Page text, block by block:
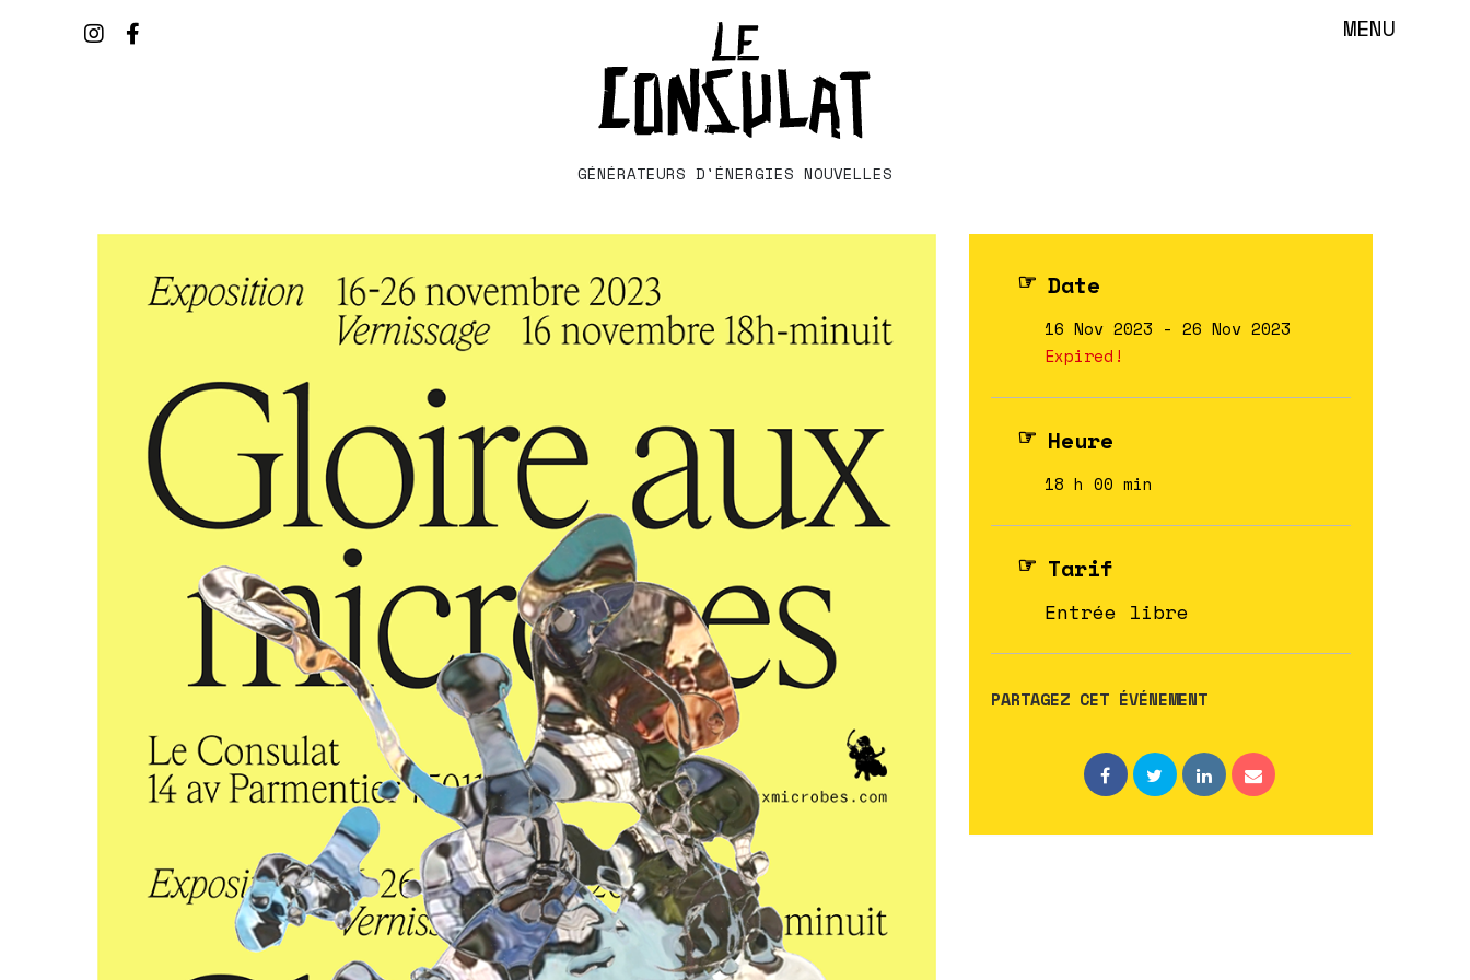
MENU
GÉNÉRATEURS D'ÉNERGIES NOUVELLES
Date
16 Nov 2023 - 26 Nov 2023
Expired!
Heure
18 h 00 min
Tarif
Entrée libre
PARTAGEZ CET ÉVÉNEMENT